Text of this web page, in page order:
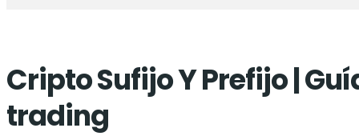
Cripto Sufijo Y Prefijo |
trading